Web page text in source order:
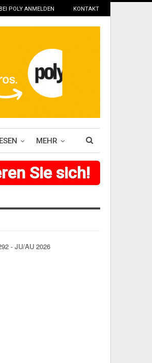
BEI POLY ANMELDEN KONTAKT
MEHR
Sie sich!
- JU/AU 2026